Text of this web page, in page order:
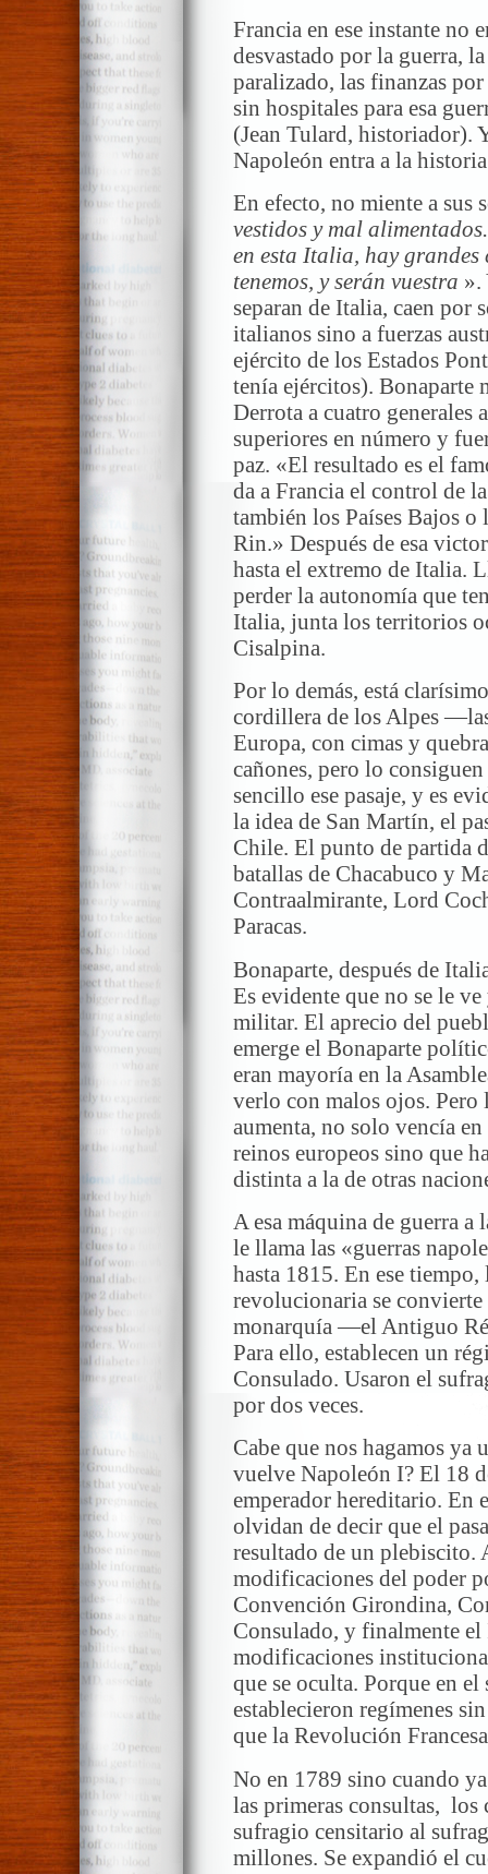
Francia en ese instante no
desvastado por la guerra,
paralizado, las finanzas
sin hospitales para esa
(Jean Tulard, historiador).
Napoleón entra a la
En efecto, no miente a sus
vestidos y mal
en esta Italia, hay grandes
tenemos, y serán vuestra ».
separan de Italia, caen por
italianos sino a fuerzas
ejército de los Estados
tenía ejércitos). Bonaparte
Derrota a cuatro generales
superiores en número y
paz. «El resultado es el
da a Francia el control de
también los Países Bajos o
Rin.» Después de esa
hasta el extremo de Italia.
perder la autonomía que
Italia, junta los territorios
Cisalpina.
Por lo demás, está
cordillera de los Alpes
Europa, con cimas y
cañones, pero lo
sencillo ese pasaje, y es
la idea de San Martín, el
Chile. El punto de partida
batallas de Chacabuco y
Contraalmirante, Lord
Paracas.
Bonaparte, después de
Es evidente que no se le
militar. El aprecio del
emerge el Bonaparte
eran mayoría en la
verlo con malos ojos.
aumenta, no solo vencía
reinos europeos sino que
distinta a la de otras
A esa máquina de guerra
le llama las «guerras
hasta 1815. En ese
revolucionaria se convierte
monarquía —el Antiguo
Para ello, establecen un
Consulado. Usaron el
por dos veces.
Cabe que nos hagamos ya
vuelve Napoleón I? El 18
emperador hereditario. En
olvidan de decir que el
resultado de un plebiscito.
modificaciones del poder
Convención Girondina,
Consulado, y finalmente
modificaciones
que se oculta. Porque en
establecieron regímenes
que la Revolución
No en 1789 sino cuando
las primeras consultas, los
sufragio censitario al
millones. Se expandió el